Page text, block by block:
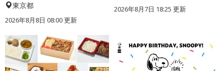
東京都
2026年8月8日 08:00更新
2026年8月7日 18:25 更新